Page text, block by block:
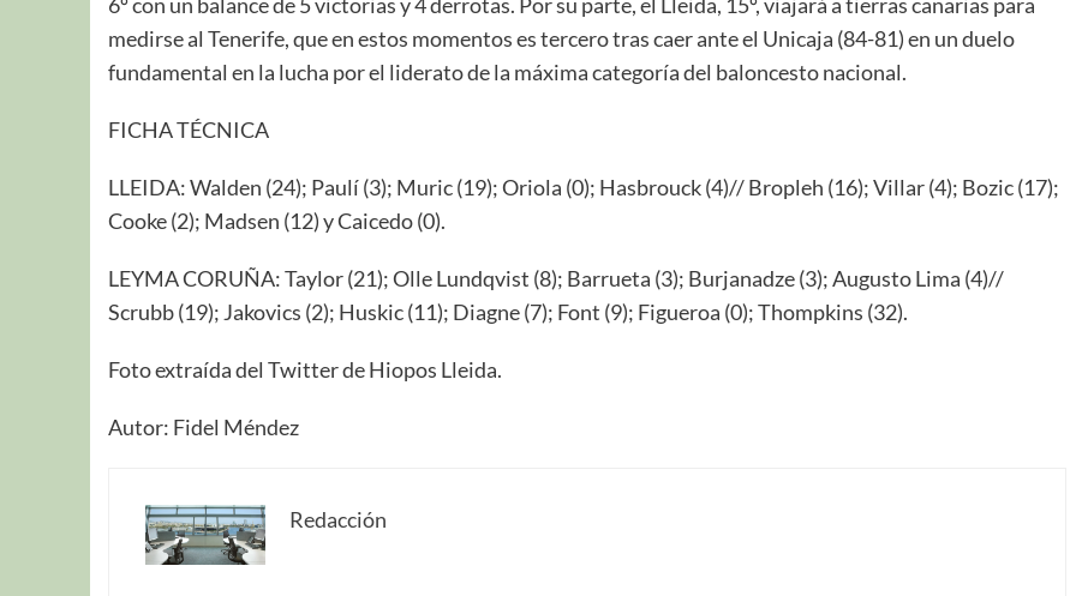
medirse al Tenerife, que en estos momentos es tercero tras caer ante el Unicaja (84-81) en un duelo
fundamental en la lucha por el liderato de la máxima categoría del baloncesto nacional.
FICHA TÉCNICA
LLEIDA: Walden (24); Paulí (3); Muric (19); Oriola (0); Hasbrouck (4)// Bropleh (16); Villar (4); Bozic (17);
Cooke (2); Madsen (12) y Caicedo (0).
LEYMA CORUÑA: Taylor (21); Olle Lundqvist (8); Barrueta (3); Burjanadze (3); Augusto Lima (4)//
Scrubb (19); Jakovics (2); Huskic (11); Diagne (7); Font (9); Figueroa (0); Thompkins (32).
Foto extraída del Twitter de Hiopos Lleida.
Autor: Fidel Méndez
Redacción